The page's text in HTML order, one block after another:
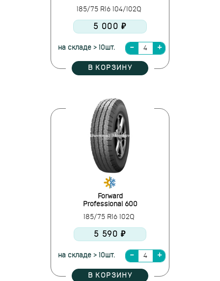
185/75 R16 104/102Q
5 000 ₽
на складе > 10шт.
В КОРЗИНУ
Forward
Professional 600
185/75 R16 102Q
5 590 ₽
на складе > 10шт.
В КОРЗИНУ